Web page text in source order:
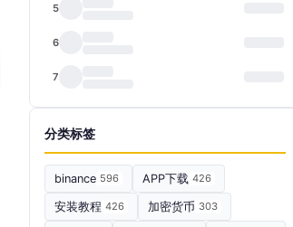
5
6
7
分类标签
binance 596 APP下载 426
安装教程 426 加密货币 303